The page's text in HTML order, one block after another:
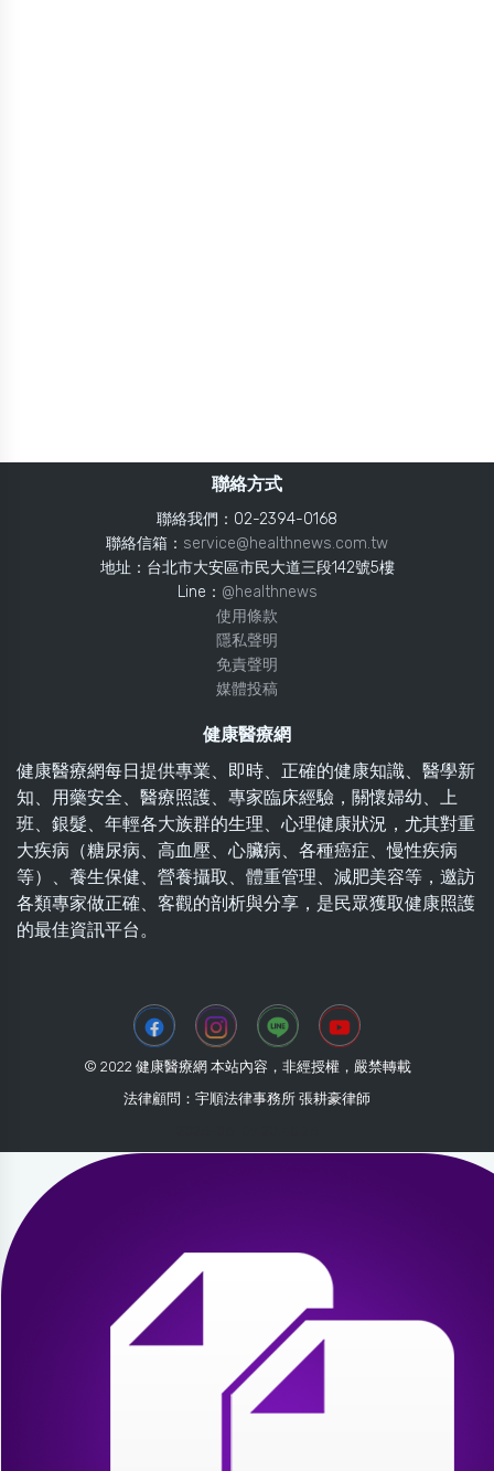
聯絡方式
聯絡我們：02-2394-0168
聯絡信箱： service@healthnews.com.tw
地址：台北市大安區市民大道三段142號5樓
Line： @healthnews
使用條款
隱私聲明
免責聲明
媒體投稿
健康醫療網
健康醫療網每日提供專業、即時、正確的健康知識、醫學新
知、用藥安全、醫療照護、專家臨床經驗，關懷婦幼、上
班、銀髮、年輕各大族群的生理、心理健康狀況，尤其對重
大疾病（糖尿病、高血壓、心臟病、各種癌症、慢性疾病
等）、養生保健、營養攝取、體重管理、減肥美容等，邀訪
各類專家做正確、客觀的剖析與分享，是民眾獲取健康照護
的最佳資訊平台。
© 2022 健康醫療網 本站內容，非經授權，嚴禁轉載
法律顧問：宇順法律事務所 張耕豪律師